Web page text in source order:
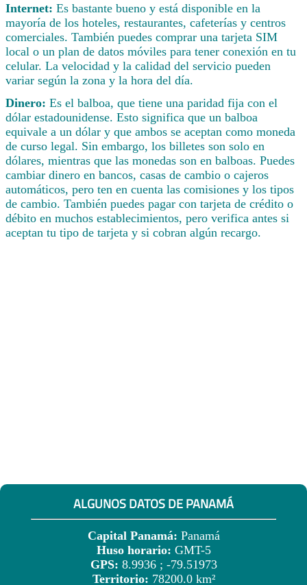
Internet: Es bastante bueno y está disponible en la
mayoría de los hoteles, restaurantes, cafeterías y centros
comerciales. También puedes comprar una tarjeta SIM
local o un plan de datos móviles para tener conexión en tu
celular. La velocidad y la calidad del servicio pueden
variar según la zona y la hora del día.
Dinero: Es el balboa, que tiene una paridad fija con el
dólar estadounidense. Esto significa que un balboa
equivale a un dólar y que ambos se aceptan como moneda
de curso legal. Sin embargo, los billetes son solo en
dólares, mientras que las monedas son en balboas. Puedes
cambiar dinero en bancos, casas de cambio o cajeros
automáticos, pero ten en cuenta las comisiones y los tipos
de cambio. También puedes pagar con tarjeta de crédito o
débito en muchos establecimientos, pero verifica antes si
aceptan tu tipo de tarjeta y si cobran algún recargo.
ALGUNOS DATOS DE PANAMÁ
Capital Panamá: Panamá
Huso horario: GMT-5
GPS: 8.9936 ; -79.51973
Territorio: 78200.0 km²